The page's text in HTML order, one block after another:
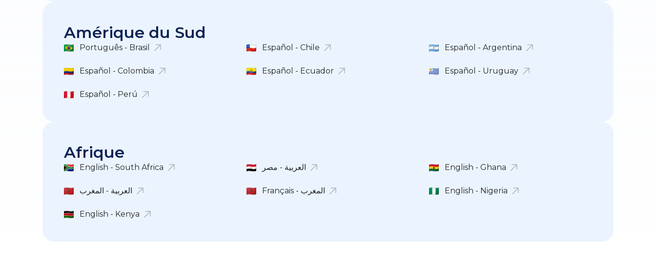
Amérique du Sud
Português - Brasil Español - Chile Español - Argentina
Español - Colombia Español - Ecuador Español - Uruguay
Español - Perú
Afrique
English - South Africa English - Ghana
العربية - المغرب Français - المغرب English - Nigeria
English - Kenya